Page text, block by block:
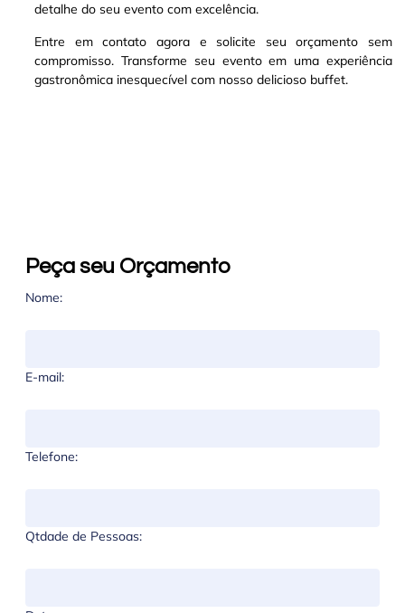
detalhe do seu evento com excelência.
Entre em contato agora e solicite seu orçamento sem
compromisso. Transforme seu evento em uma experiência
gastronômica inesquecível com nosso delicioso buffet.
Peça seu Orçamento
Nome:
E-mail:
Telefone:
Qtdade de Pessoas: